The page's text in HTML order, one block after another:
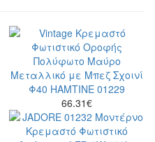
66.31€